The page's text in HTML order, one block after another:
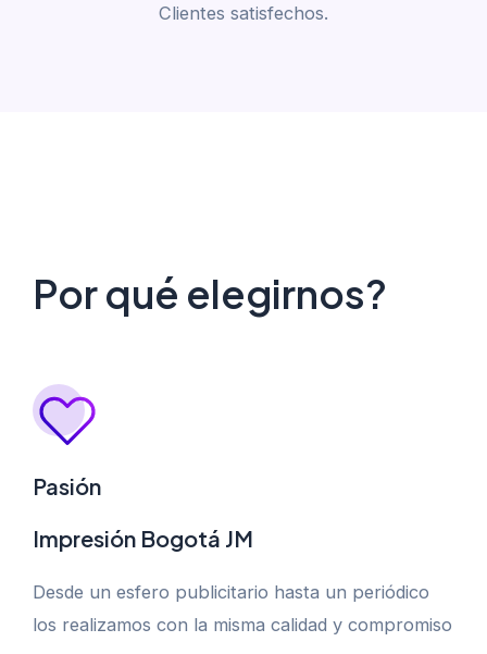
Clientes satisfechos.
Por qué elegirnos?
Pasión
Impresión Bogotá JM
Desde un esfero publicitario hasta un periódico
los realizamos con la misma calidad y compromiso